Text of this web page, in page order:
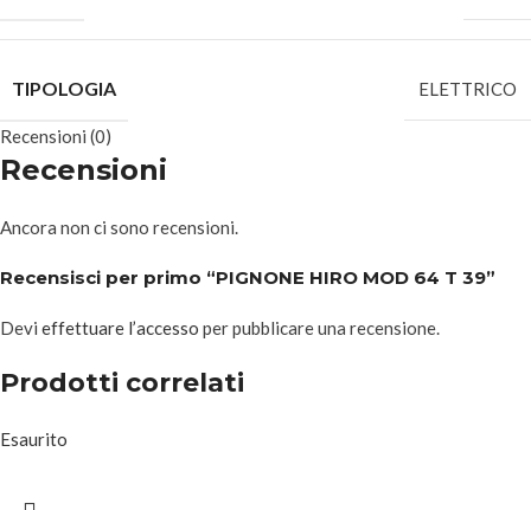
TIPOLOGIA ELETTRICO
Recensioni (0)
Recensioni
Ancora non ci sono recensioni.
Recensisci per primo “PIGNONE HIRO MOD 64 T 39”
Devi effettuare l’accesso per pubblicare una recensione.
Prodotti correlati
Esaurito